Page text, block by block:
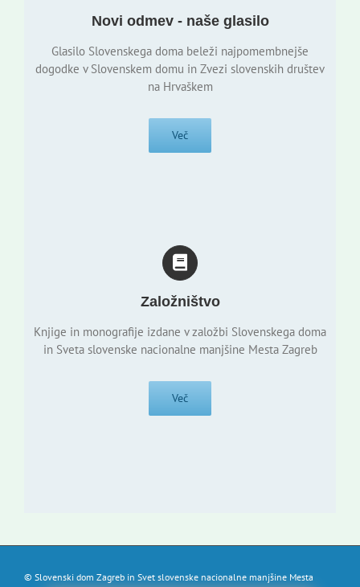
Novi odmev - naše glasilo
Glasilo Slovenskega doma beleži najpomembnejše
dogodke v Slovenskem domu in Zvezi slovenskih društev
na Hrvaškem
Več
Založništvo
Knjige in monografije izdane v založbi Slovenskega doma
in Sveta slovenske nacionalne manjšine Mesta Zagreb
Več
© Slovenski dom Zagreb in Svet slovenske nacionalne manjšine Mesta